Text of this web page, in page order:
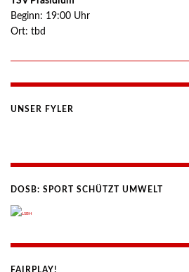
Beginn: 19:00 Uhr
Ort: tbd
UNSER FYLER
DOSB: SPORT SCHÜTZT UMWELT
FAIRPLAY!